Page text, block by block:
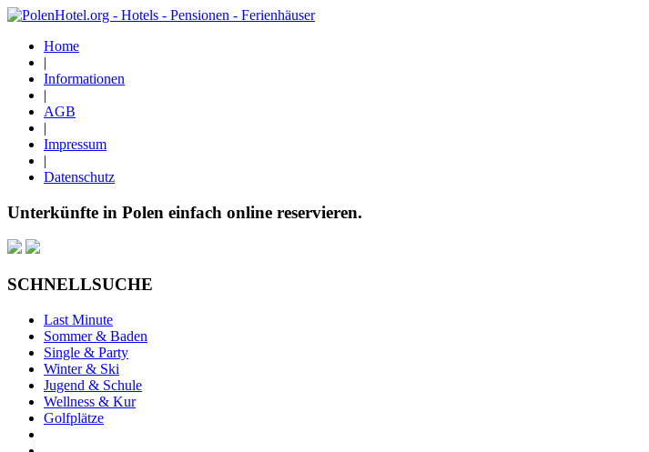
Home
|
Informationen
|
AGB
|
Impressum
|
Datenschutz
Unterkünfte in Polen einfach online reservieren.
SCHNELLSUCHE
Last Minute
Sommer & Baden
Single & Party
Winter & Ski
Jugend & Schule
Wellness & Kur
Golfplätze